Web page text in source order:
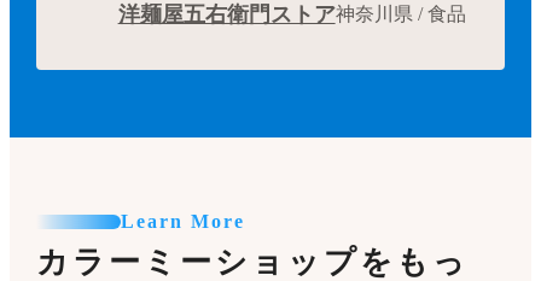
洋麺屋五右衛門ストア神奈川県 / 食品
Learn More
カラーミーショップをもっ